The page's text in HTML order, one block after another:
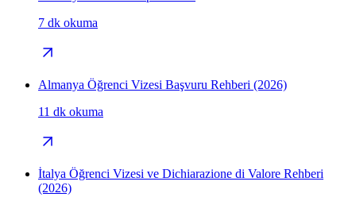
7 dk okuma
Almanya Öğrenci Vizesi Başvuru Rehberi (2026)
11 dk okuma
İtalya Öğrenci Vizesi ve Dichiarazione di Valore Rehberi
(2026)